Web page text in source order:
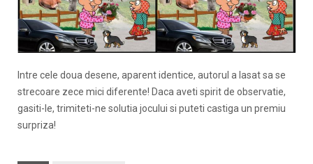
Intre cele doua desene, aparent identice, autorul a lasat sa se
strecoare zece mici diferente! Daca aveti spirit de observatie,
gasiti-le, trimiteti-ne solutia jocului si puteti castiga un premiu
surpriza!